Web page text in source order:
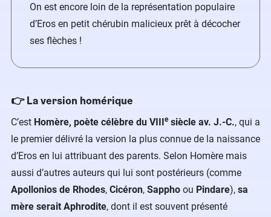
On est encore loin de la représentation populaire
d’Eros en petit chérubin malicieux prêt à décocher
ses flèches !
👉 La version homérique
C’est Homère, poète célèbre du VIIIesiècle av. J.-C., qui a
le premier délivré la version la plus connue de la naissance
d’Eros en lui attribuant des parents. Selon Homère mais
aussi d’autres auteurs qui lui sont postérieurs (comme
Apollonios de Rhodes, Cicéron, Sappho ou Pindare), sa
mère serait Aphrodite, dont il est souvent présenté